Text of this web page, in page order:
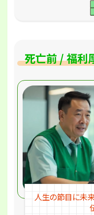
死亡前 / 福利
人生の節目に未